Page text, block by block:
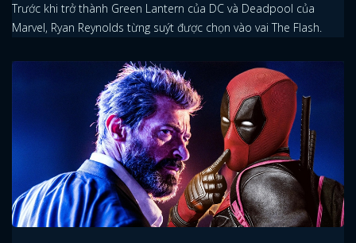
Trước khi trở thành Green Lantern của DC và Deadpool của
Marvel, Ryan Reynolds từng suýt được chọn vào vai The Flash.